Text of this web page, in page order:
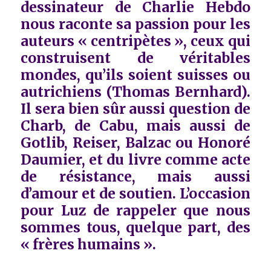
dessinateur de Charlie Hebdo
nous raconte sa passion pour les
auteurs « centripètes », ceux qui
construisent de véritables
mondes, qu’ils soient suisses ou
autrichiens (Thomas Bernhard).
Il sera bien sûr aussi question de
Charb, de Cabu, mais aussi de
Gotlib, Reiser, Balzac ou Honoré
Daumier, et du livre comme acte
de résistance, mais aussi
d’amour et de soutien. L’occasion
pour Luz de rappeler que nous
sommes tous, quelque part, des
« frères humains ».